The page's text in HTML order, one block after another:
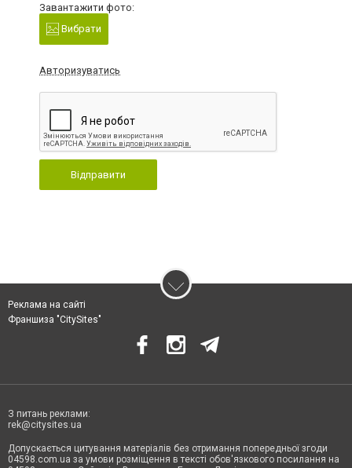
Завантажити фото:
Вибрати
Авторизуватись
Відправити
Реклама на сайті
Франшиза "CitySites"
З питань реклами:
rek@citysites.ua
Допускається цитування матеріалів без отримання попередньої згоди
04598.com.ua за умови розміщення в тексті обов'язкового посилання на